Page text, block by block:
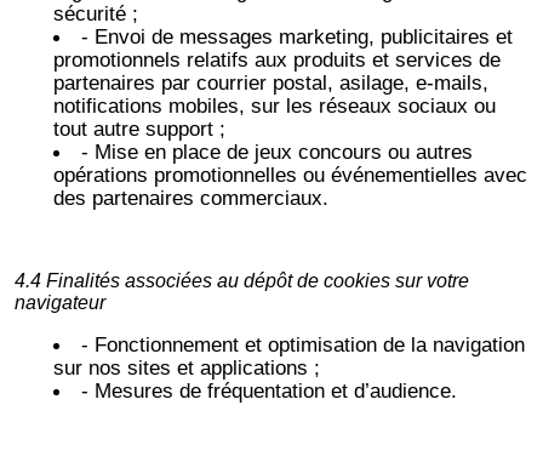
sécurité ;
- Envoi de messages marketing, publicitaires et
promotionnels relatifs aux produits et services de
partenaires par courrier postal, asilage, e-mails,
notifications mobiles, sur les réseaux sociaux ou
tout autre support ;
- Mise en place de jeux concours ou autres
opérations promotionnelles ou événementielles avec
des partenaires commerciaux.
4.4 Finalités associées au dépôt de cookies sur votre
navigateur
- Fonctionnement et optimisation de la navigation
sur nos sites et applications ;
- Mesures de fréquentation et d’audience.